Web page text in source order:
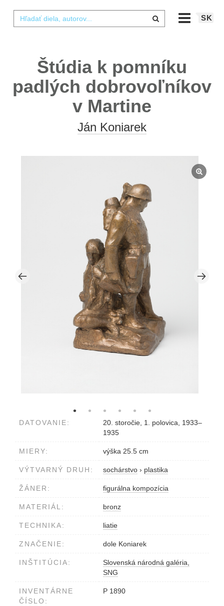
SK
Štúdia k pomníku
padlých dobrovoľníkov
v Martine
Ján Koniarek
DATOVANIE:
20. storočie, 1. polovica, 1933–
1935
MIERY: výška 25.5 cm
VÝTVARNÝ DRUH: sochárstvo › plastika
ŽÁNER: figurálna kompozícia
MATERIÁL: bronz
TECHNIKA: liatie
ZNAČENIE: dole Koniarek
INŠTITÚCIA:
Slovenská národná galéria,
SNG
INVENTÁRNE
ČÍSLO:
P 1890